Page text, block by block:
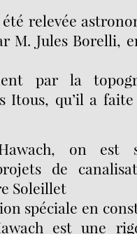
relevée
M. Jules Borelli,
par la
Itous, qu’il a
on est
de
Soleillet
spéciale en
est une